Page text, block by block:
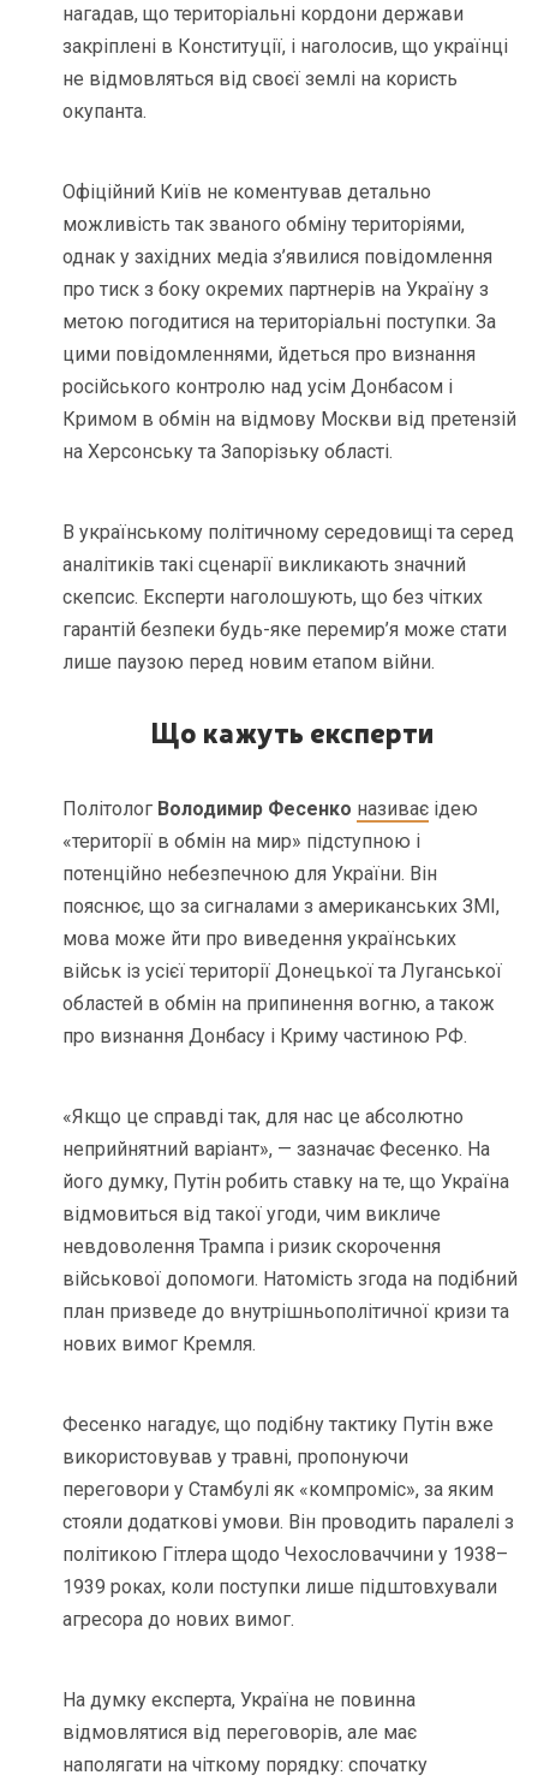
нагадав, що територіальні кордони держави
закріплені в Конституції, і наголосив, що українці
не відмовляться від своєї землі на користь
окупанта.
Офіційний Київ не коментував детально
можливість так званого обміну територіями,
однак у західних медіа з’явилися повідомлення
про тиск з боку окремих партнерів на Україну з
метою погодитися на територіальні поступки. За
цими повідомленнями, йдеться про визнання
російського контролю над усім Донбасом і
Кримом в обмін на відмову Москви від претензій
на Херсонську та Запорізьку області.
В українському політичному середовищі та серед
аналітиків такі сценарії викликають значний
скепсис. Експерти наголошують, що без чітких
гарантій безпеки будь-яке перемир’я може стати
лише паузою перед новим етапом війни.
Що кажуть експерти
Політолог Володимир Фесенко називає ідею
«території в обмін на мир» підступною і
потенційно небезпечною для України. Він
пояснює, що за сигналами з американських ЗМІ,
мова може йти про виведення українських
військ із усієї території Донецької та Луганської
областей в обмін на припинення вогню, а також
про визнання Донбасу і Криму частиною РФ.
«Якщо це справді так, для нас це абсолютно
неприйнятний варіант», — зазначає Фесенко. На
його думку, Путін робить ставку на те, що Україна
відмовиться від такої угоди, чим викличе
невдоволення Трампа і ризик скорочення
військової допомоги. Натомість згода на подібний
план призведе до внутрішньополітичної кризи та
нових вимог Кремля.
Фесенко нагадує, що подібну тактику Путін вже
використовував у травні, пропонуючи
переговори у Стамбулі як «компроміс», за яким
стояли додаткові умови. Він проводить паралелі з
політикою Гітлера щодо Чехословаччини у 1938–
1939 роках, коли поступки лише підштовхували
агресора до нових вимог.
На думку експерта, Україна не повинна
відмовлятися від переговорів, але має
наполягати на чіткому порядку: спочатку